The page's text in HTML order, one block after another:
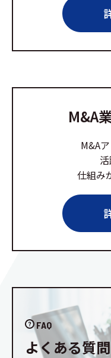
M&A
M&A
仕組み
FAQ
よくある質問